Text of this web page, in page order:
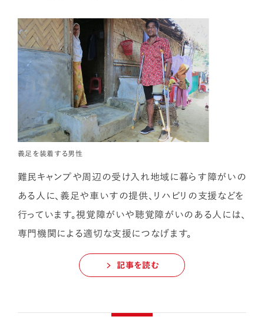
義足を装着する男性
難民キャンプや周辺の受け入れ地域に暮らす障がいの
ある人に、義足や車いすの提供、リハビリの支援などを
行っています。視覚障がいや聴覚障がいのある人には、
専門機関による適切な支援につなげます。
記事を読む